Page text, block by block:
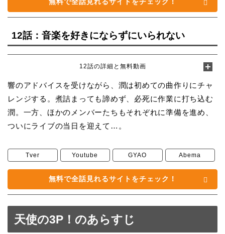
12話：音楽を好きにならずにいられない
12話の詳細と無料動画
響のアドバイスを受けながら、潤は初めての曲作りにチャ
レンジする。煮詰まっても諦めず、必死に作業に打ち込む
潤。一方、ほかのメンバーたちもそれぞれに準備を進め、
ついにライブの当日を迎えて…。
Tver Youtube GYAO Abema
無料で全話見れるサイトをチェック！
天使の3P！のあらすじ